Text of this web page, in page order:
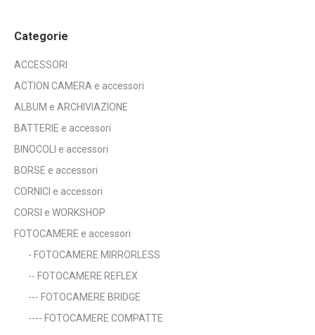
Categorie
ACCESSORI
ACTION CAMERA e accessori
ALBUM e ARCHIVIAZIONE
BATTERIE e accessori
BINOCOLI e accessori
BORSE e accessori
CORNICI e accessori
CORSI e WORKSHOP
FOTOCAMERE e accessori
- FOTOCAMERE MIRRORLESS
-- FOTOCAMERE REFLEX
--- FOTOCAMERE BRIDGE
---- FOTOCAMERE COMPATTE